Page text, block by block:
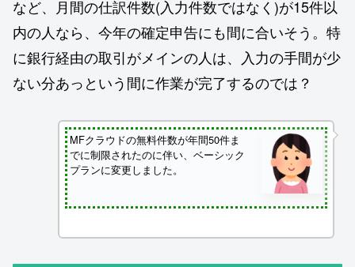
など、月間の仕訳件数(入力件数ではなく)が15件以
内の人なら、今年の確定申告にも間に合いそう。特
に銀行経由の取引がメインの人は、入力の手間が少
ない分あっという間に作業が完了するのでは？
MFクラウドの無料件数が年間50件ま
でに制限されたのに伴い、ベーシック
プランに変更しました。